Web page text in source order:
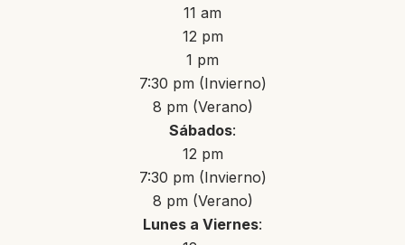
11 am
12 pm
1 pm
7:30 pm (Invierno)
8 pm (Verano)
Sábados:
12 pm
7:30 pm (Invierno)
8 pm (Verano)
Lunes a Viernes: